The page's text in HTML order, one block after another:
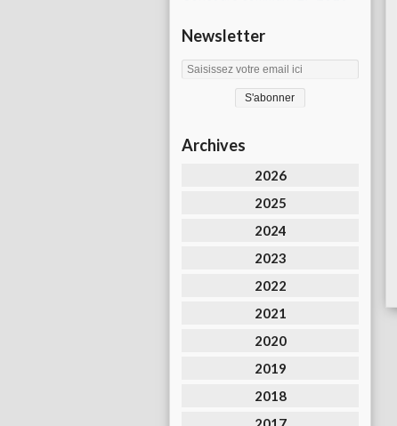
Newsletter
Archives
2026
2025
2024
2023
2022
2021
2020
2019
2018